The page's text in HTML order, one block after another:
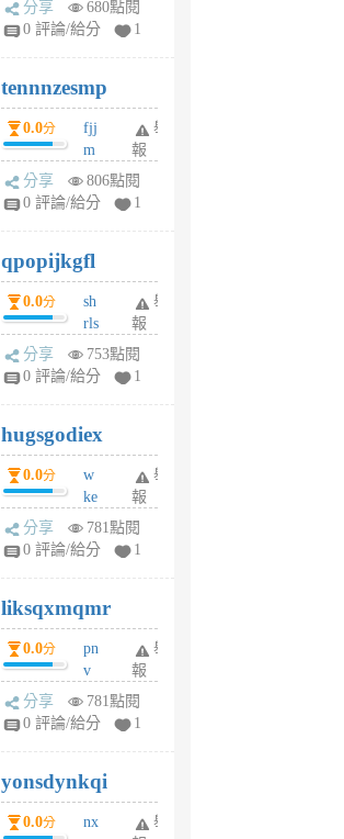
sr
6
個
月
前
分享
680點閱
0 評論/給分
1
tennnzesmp
0.0分
fjj
m
w
rs
6
個
月
前
舉
報
分享
806點閱
0 評論/給分
1
qpopijkgfl
0.0分
sh
rls
k
m
6
個
月
前
舉
報
分享
753點閱
0 評論/給分
1
hugsgodiex
0.0分
w
ke
rv
pj
6
個
月
前
舉
報
分享
781點閱
0 評論/給分
1
liksqxmqmr
0.0分
pn
v
wt
sv
6
個
月
舉
報
分享
781點閱
0 評論/給分
1
yonsdynkqi
0.0分
nx
舉